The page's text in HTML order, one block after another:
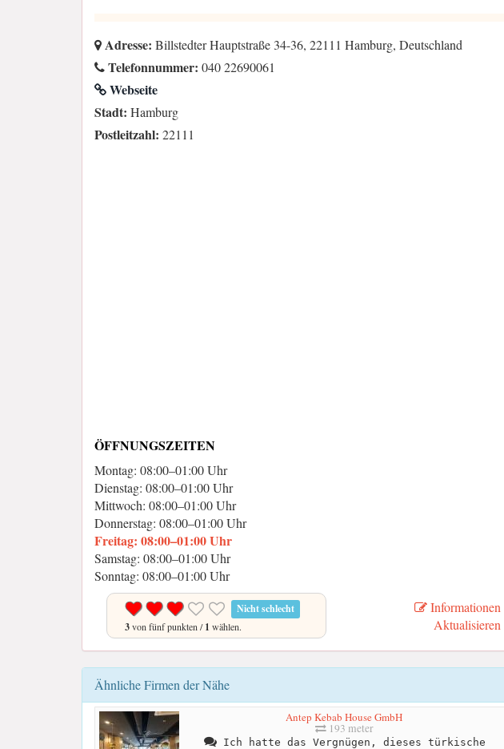
Adresse: Billstedter Hauptstraße 34-36, 22111 Hamburg, Deutschland
Telefonnummer: 040 22690061
Webseite
Stadt: Hamburg
Postleitzahl: 22111
ÖFFNUNGSZEITEN
Montag: 08:00–01:00 Uhr
Dienstag: 08:00–01:00 Uhr
Mittwoch: 08:00–01:00 Uhr
Donnerstag: 08:00–01:00 Uhr
Freitag: 08:00–01:00 Uhr
Samstag: 08:00–01:00 Uhr
Sonntag: 08:00–01:00 Uhr
Nicht schlecht
3von fünf punkten /1 wählen.
Informationen
Aktualisieren
Ähnliche Firmen der Nähe
Antep Kebab House GmbH
193 meter
Ich hatte das Vergnügen, dieses türkische